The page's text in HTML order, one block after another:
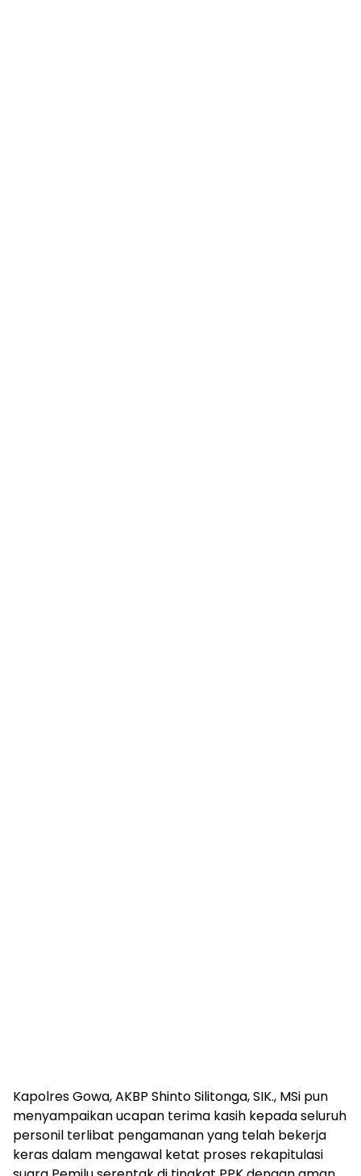
Kapolres Gowa, AKBP Shinto Silitonga, SIK., MSi pun
menyampaikan ucapan terima kasih kepada seluruh
personil terlibat pengamanan yang telah bekerja
keras dalam mengawal ketat proses rekapitulasi